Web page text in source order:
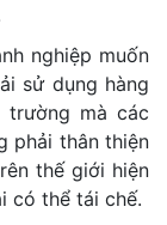
nghiệp muốn
sử dụng hàng
trường mà các
phải thân thiện
thế giới hiện
có thể tái chế.